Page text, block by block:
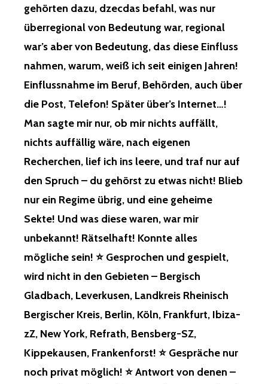
gehörten dazu, dzecdas befahl, was nur
überregional von Bedeutung war, regional
war’s aber von Bedeutung, das diese Einfluss
nahmen, warum, weiß ich seit einigen Jahren!
Einflussnahme im Beruf, Behörden, auch über
die Post, Telefon! Später über’s Internet…!
Man sagte mir nur, ob mir nichts auffällt,
nichts auffällig wäre, nach eigenen
Recherchen, lief ich ins leere, und traf nur auf
den Spruch – du gehörst zu etwas nicht! Blieb
nur ein Regime übrig, und eine geheime
Sekte! Und was diese waren, war mir
unbekannt! Rätselhaft! Konnte alles
mögliche sein! ⭐ Gesprochen und gespielt,
wird nicht in den Gebieten – Bergisch
Gladbach, Leverkusen, Landkreis Rheinisch
Bergischer Kreis, Berlin, Köln, Frankfurt, Ibiza-
zZ, New York, Refrath, Bensberg-SZ,
Kippekausen, Frankenforst! ⭐ Gespräche nur
noch privat möglich! ⭐ Antwort von denen –